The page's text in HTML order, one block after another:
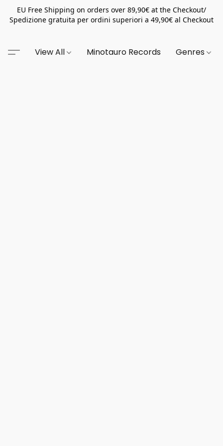
EU Free Shipping on orders over 89,90€ at the Checkout/
Spedizione gratuita per ordini superiori a 49,90€ al Checkout
View All Minotauro Records Genres